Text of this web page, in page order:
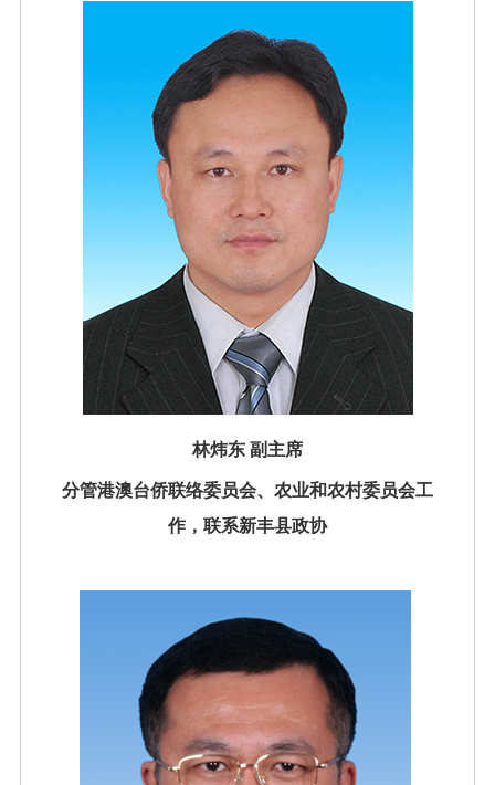
林炜东 副主席
分管港澳台侨联络委员会、农业和农村委员会工
作，联系新丰县政协